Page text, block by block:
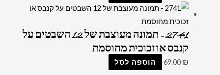
2741 – תמונה מעוצבת של 12 השבטים על
קנבס או זכוכית מחוסמת
69.00 ₪ הוספה לסל